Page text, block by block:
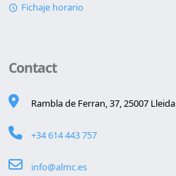
Fichaje horario
Contact
Rambla de Ferran, 37, 25007 Lleida
+34 614 443 757
info@almc.es